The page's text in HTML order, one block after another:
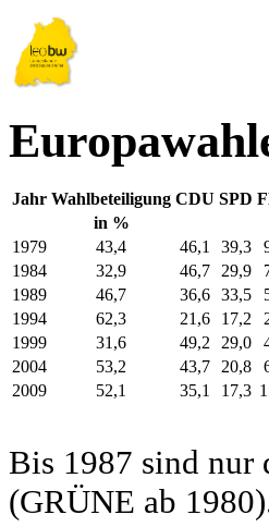
Jahr Wahlbeteiligung CDU SPD
in %
1979
43,4 46,1 39,3
1984
32,9 46,7 29,9
1989
46,7 36,6 33,5
1994
62,3 21,6 17,2
1999
31,6 49,2 29,0
2004
53,2 43,7 20,8
2009
52,1 35,1 17,3
Bis 1987 sind nur
(GRÜNE ab